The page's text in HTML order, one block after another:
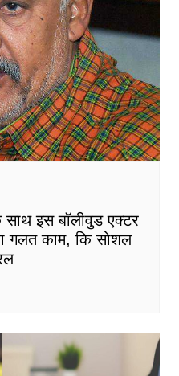
इस बॉलीवुड एक्टर
गलत काम, कि सोशल